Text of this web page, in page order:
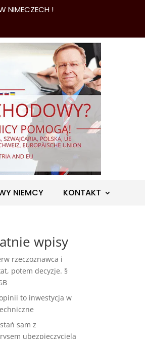
NIMECZECH !
NIEMCY KONTAKT
wpisy
rzeczoznawca i
potem decyzje. §
to inwestycja w
sam z
ubezpieczyciela